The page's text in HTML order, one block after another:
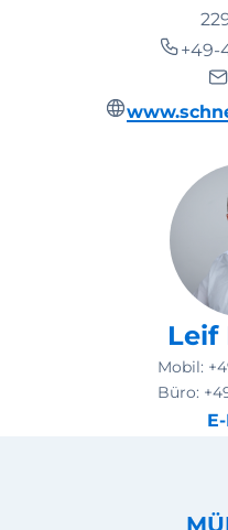
+49-
Leif
Mobil:
Büro: